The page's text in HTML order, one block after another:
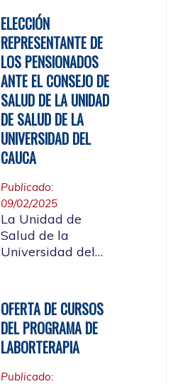
marzo hasta el
jueves 26 de
marzo de 2026
ELECCIÓN
REPRESENTANTE DE
LOS PENSIONADOS
ANTE EL CONSEJO DE
SALUD DE LA UNIDAD
DE SALUD DE LA
UNIVERSIDAD DEL
CAUCA
Publicado:
09/02/2025
La Unidad de
Salud de la
Universidad del
elección del
candidato que
representará a los
Pensionados en el
OFERTA DE CURSOS
DEL PROGRAMA DE
LABORTERAPIA
Publicado: